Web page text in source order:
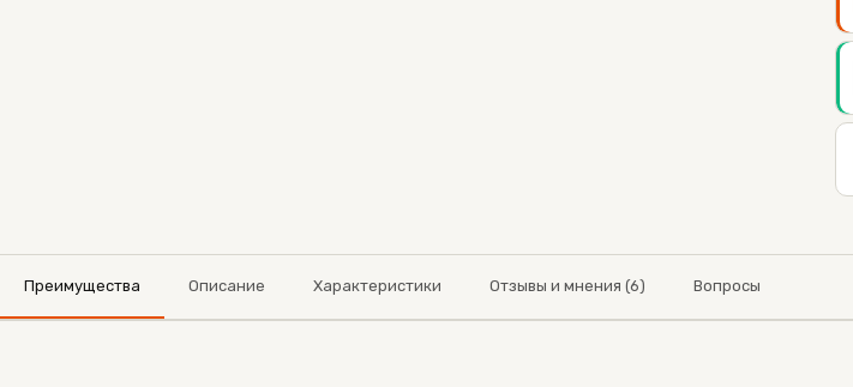
Преимущества Описание Характеристики Отзывы и мнения (6) Вопросы